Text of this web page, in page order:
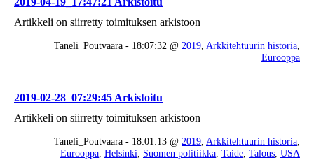
Artikkeli on siirretty toimituksen arkistoon
Taneli_Poutvaara - 18:07:32 @ 2019 Arkkitehtuurin historia
Eurooppa
2019-02-28_07:29:45 Arkistoitu
Artikkeli on siirretty toimituksen arkistoon
Taneli_Poutvaara - 18:01:13 @ 2019 Arkkitehtuurin historia
Eurooppa Helsinki Suomen politiikka Taide Talous USA